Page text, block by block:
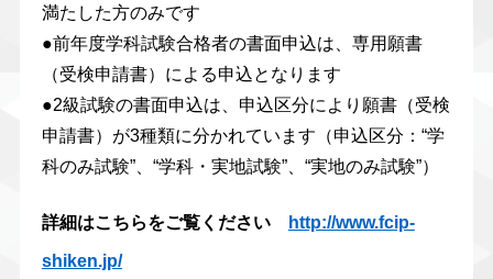
満たした方のみです
●前年度学科試験合格者の書面申込は、専用願書
（受検申請書）による申込となります
●2級試験の書面申込は、申込区分により願書（受検
申請書）が3種類に分かれています（申込区分：“学
科のみ試験”、“学科・実地試験”、“実地のみ試験”）
詳細はこちらをご覧ください http://www.fcip-
shiken.jp/